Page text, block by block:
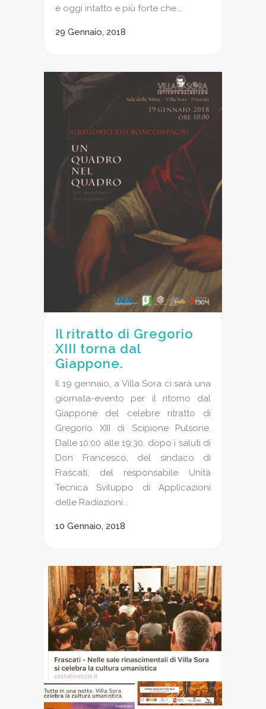
è oggi intatto e più forte che...
29 Gennaio, 2018
Il ritratto di Gregorio
XIII torna dal
Giappone.
Il 19 gennaio, a Villa Sora ci sarà una
giornata-evento per il ritorno dal
Giappone del celebre ritratto di
Gregorio XIII di Scipione Pulsone.
Dalle 10:00 alle 19:30, dopo i saluti di
Don Francesco, del sindaco di
Frascati, del responsabile Unità
Tecnica Sviluppo di Applicazioni
delle Radiazioni...
10 Gennaio, 2018